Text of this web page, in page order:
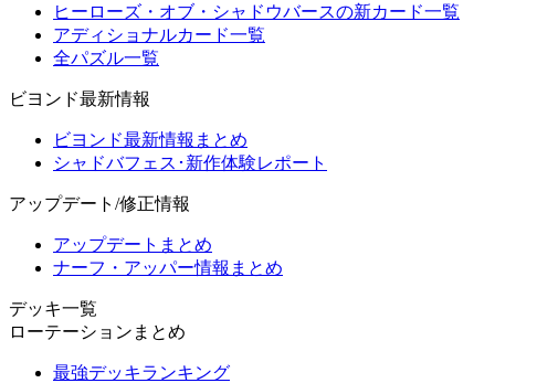
ヒーローズ・オブ・シャドウバースの新カード一覧
アディショナルカード一覧
全パズル一覧
ビヨンド最新情報
ビヨンド最新情報まとめ
シャドバフェス･新作体験レポート
アップデート/修正情報
アップデートまとめ
ナーフ・アッパー情報まとめ
デッキ一覧
ローテーションまとめ
最強デッキランキング